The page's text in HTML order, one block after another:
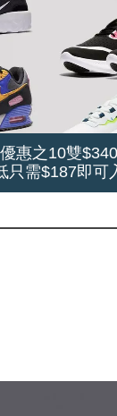
惠之10雙
只需$187即可